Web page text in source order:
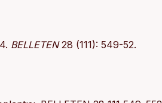
BELLETEN28 (111): 549-52.